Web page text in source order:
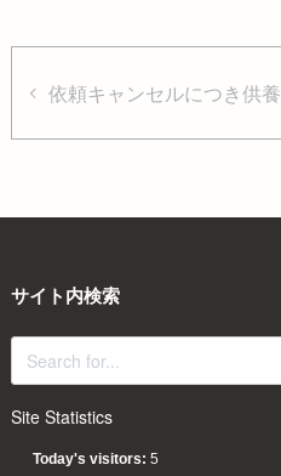
依頼キャンセルにつき供養
サイト内検索
Site Statistics
Today's visitors: 5